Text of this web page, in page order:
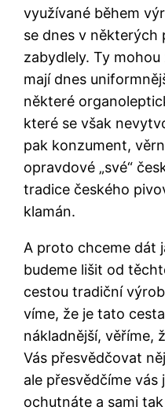
využívané během
se dnes v některých
zabydlely. Ty
mají dnes
některé
které se však
pak konzument,
opravdové „své“
tradice českého
klamán.
A proto chceme dát
budeme lišit od
cestou tradiční
víme, že je tato
nákladnější, věříme,
Vás přesvědčovat
ale přesvědčíme vás
ochutnáte a sami